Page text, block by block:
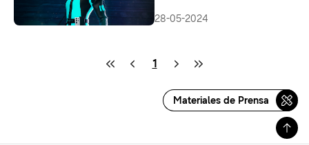
28-05-2024
1
Materiales de Prensa